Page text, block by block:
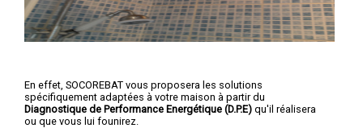
En effet, SOCOREBAT vous proposera les solutions
spécifiquement adaptées à votre maison à partir du
Diagnostique de Performance Energétique (D.P.E) qu'il réalisera
ou que vous lui founirez.